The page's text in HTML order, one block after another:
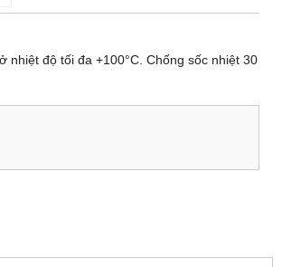
nhiệt độ tối đa +100°C. Chống sốc nhiệt 30